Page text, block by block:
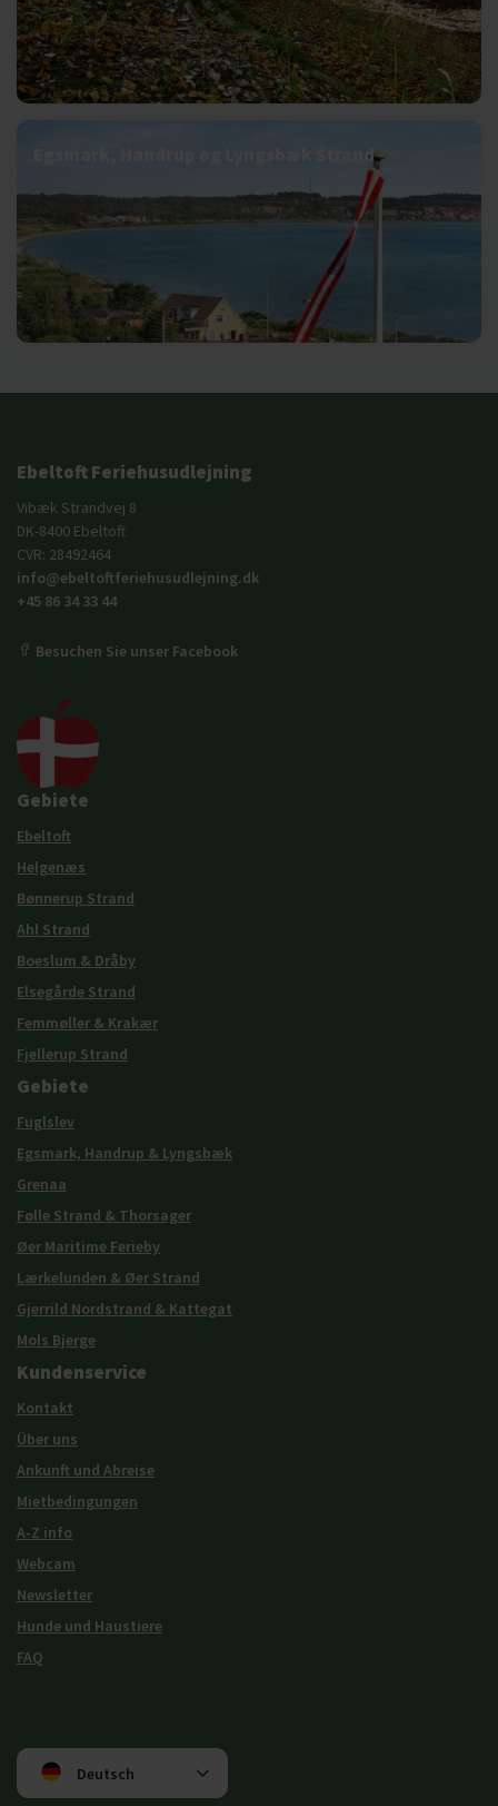
Egsmark, Handrup og Lyngsbæk Strand
Ebeltoft Feriehusudlejning
Vibæk Strandvej 8
DK-8400 Ebeltoft
CVR: 28492464
info@ebeltoftferiehusudlejning.dk
+45 86 34 33 44
Besuchen Sie unser Facebook
Gebiete
Ebeltoft
Helgenæs
Bønnerup Strand
Ahl Strand
Boeslum & Dråby
Elsegårde Strand
Femmøller & Krakær
Fjellerup Strand
Gebiete
Fuglslev
Egsmark, Handrup & Lyngsbæk
Grenaa
Følle Strand & Thorsager
Øer Maritime Ferieby
Lærkelunden & Øer Strand
Gjerrild Nordstrand & Kattegat
Mols Bjerge
Kundenservice
Kontakt
Über uns
Ankunft und Abreise
Mietbedingungen
A-Z info
Webcam
Newsletter
Hunde und Haustiere
FAQ
Deutsch